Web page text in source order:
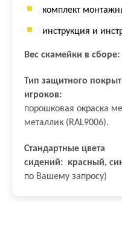
комплект
инструкция и
Вес скамейки в сборе:
Тип защитного
игроков:
порошковая окраска
металлик (RAL9006).
Стандартные цвета
сидений: красный,
по Вашему запросу)